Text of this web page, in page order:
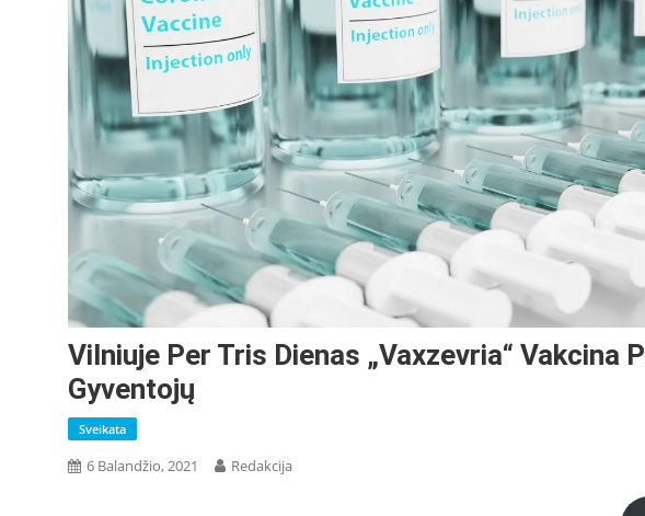
Vilniuje Per Tris Dienas „Vaxzevria“ Vakcina
Gyventojų
Sveikata
6 Balandžio, 2021 Redakcija